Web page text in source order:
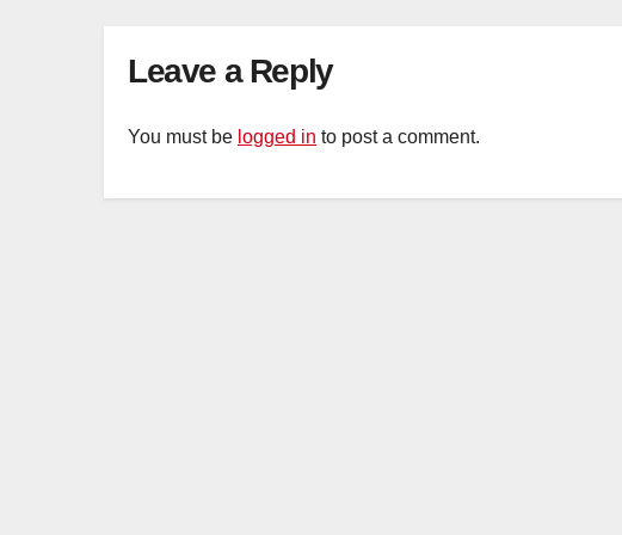
Leave a Reply
You must be logged in to post a comment.